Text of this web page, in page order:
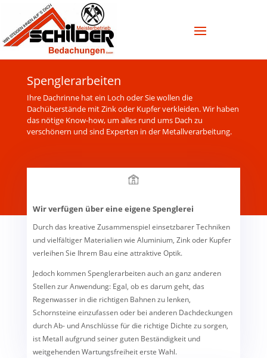
Spenglerarbeiten
Ihre Dachrinne hat ein Loch oder Sie wollen die
Dachüberstände mit Zink oder Kupfer verkleiden. Wir haben
das nötige Know-how, um alles rund ums Dach zu
verschönern und sind Experten in der Metallverarbeitung.
Wir verfügen über eine eigene Spenglerei
Durch das kreative Zusammenspiel einsetzbarer Techniken
und vielfältiger Materialien wie Aluminium, Zink oder Kupfer
verleihen Sie Ihrem Bau eine attraktive Optik.
Jedoch kommen Spenglerarbeiten auch an ganz anderen
Stellen zur Anwendung: Egal, ob es darum geht, das
Regenwasser in die richtigen Bahnen zu lenken,
Schornsteine einzufassen oder bei anderen Dachdeckungen
durch Ab- und Anschlüsse für die richtige Dichte zu sorgen,
ist Metall aufgrund seiner guten Beständigkeit und
weitgehenden Wartungsfreiheit erste Wahl.